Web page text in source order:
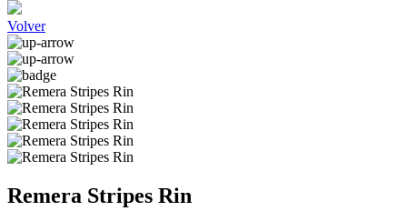
Volver
Remera Stripes Rin